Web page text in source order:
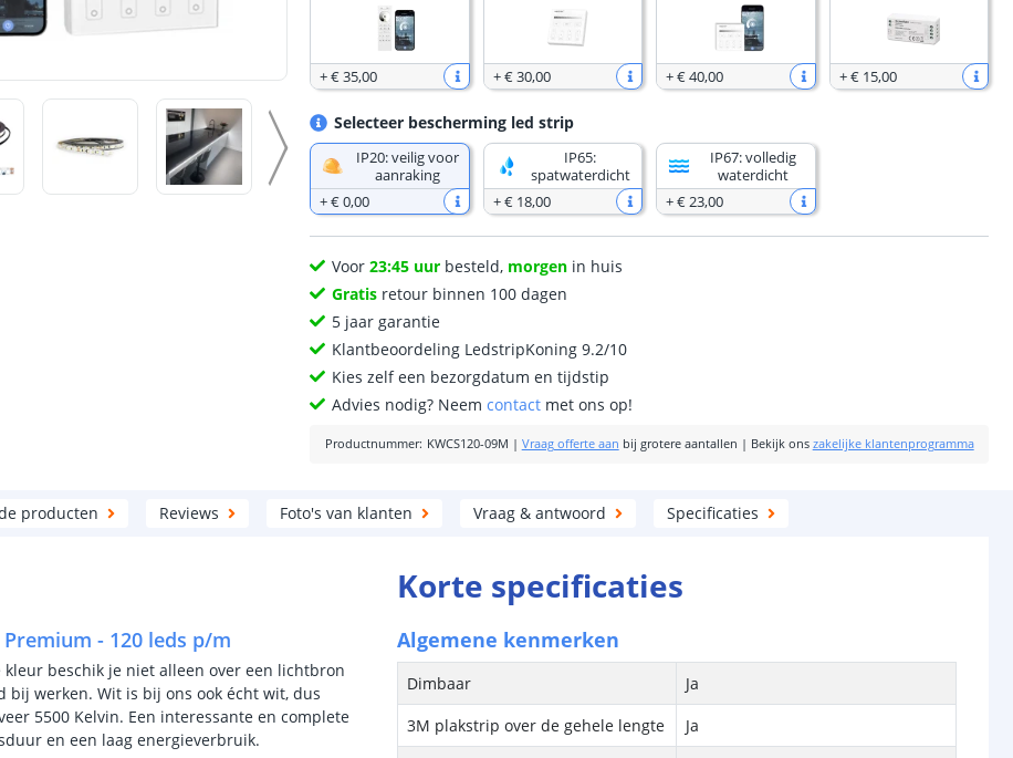
+€ 35,00 +€ 30,00 +€ 40,00 +€ 15,00
Selecteer bescherming led strip
IP20: veilig voor
aanraking
+€ 0,00
IP65:
spatwaterdicht
+€ 18,00
IP67: volledig
waterdicht
+€ 23,00
Voor23:45 uur besteld, morgen in huis
Gratis retour binnen 100 dagen
5 jaar garantie
Klantbeoordeling LedstripKoning 9.2/10
Kies zelf een bezorgdatum en tijdstip
Advies nodig? Neemcontact met ons op!
Productnummer: KWCS120-09M | Vraag offerte aan bij grotere aantallen | Bekijk ons zakelijke klantenprogramma
producten Reviews Foto's van klanten Vraag & antwoord Specificaties
- 120 leds p/m
beschik je niet alleen over een lichtbron
bij werken. Wit is bij ons ook écht wit, dus
5500 Kelvin. Een interessante en complete
en een laag energieverbruik.
Korte specificaties
Algemene kenmerken
Dimbaar
Ja
3M plakstrip over de gehele lengte
Ja